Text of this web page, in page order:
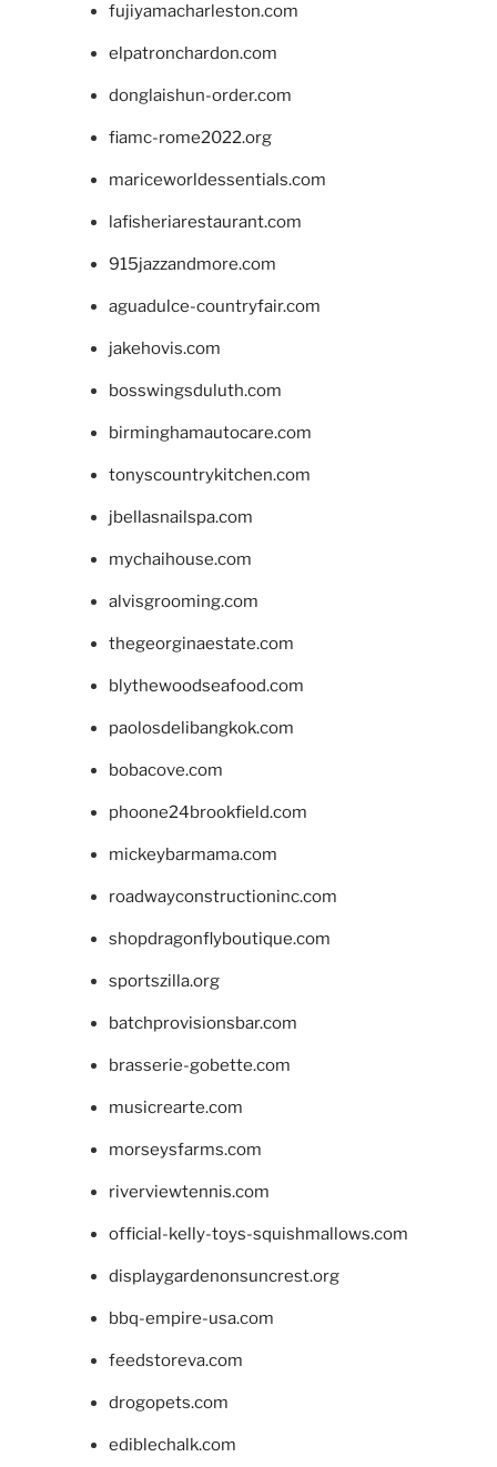
fujiyamacharleston.com
elpatronchardon.com
donglaishun-order.com
fiamc-rome2022.org
mariceworldessentials.com
lafisheriarestaurant.com
915jazzandmore.com
aguadulce-countryfair.com
jakehovis.com
bosswingsduluth.com
birminghamautocare.com
tonyscountrykitchen.com
jbellasnailspa.com
mychaihouse.com
alvisgrooming.com
thegeorginaestate.com
blythewoodseafood.com
paolosdelibangkok.com
bobacove.com
phoone24brookfield.com
mickeybarmama.com
roadwayconstructioninc.com
shopdragonflyboutique.com
sportszilla.org
batchprovisionsbar.com
brasserie-gobette.com
musicrearte.com
morseysfarms.com
riverviewtennis.com
official-kelly-toys-squishmallows.com
displaygardenonsuncrest.org
bbq-empire-usa.com
feedstoreva.com
drogopets.com
ediblechalk.com